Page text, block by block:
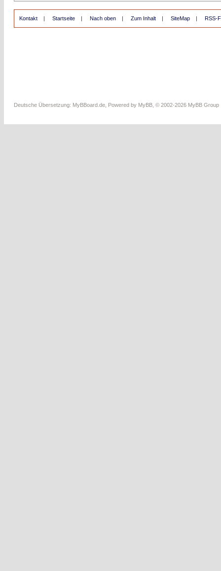
Kontakt | Startseite | Nach oben | Zum Inhalt | SiteMap | RSS-
Deutsche Übersetzung: MyBBoard.de , Powered by MyBB , © 2002-2026 MyBB Group